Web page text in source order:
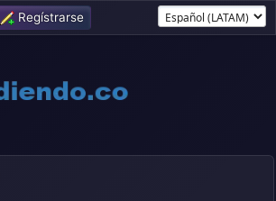
Regístrarse